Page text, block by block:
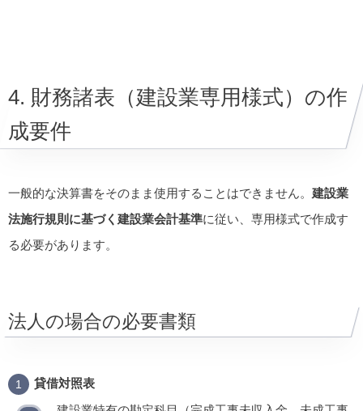
4. 財務諸表（建設業専用様式）の作
成要件
一般的な決算書をそのまま使用することはできません。 建設業
法施行規則に基づく建設業会計基準に従い、専用様式で作成す
る必要があります。
法人の場合の必要書類
貸借対照表